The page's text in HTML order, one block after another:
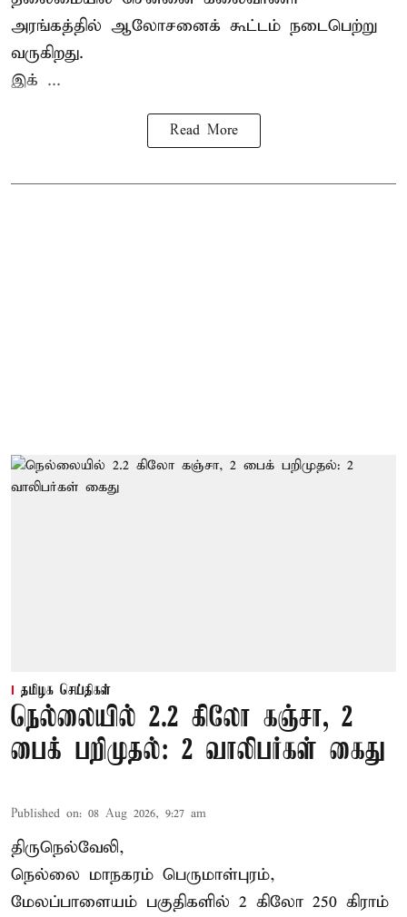
அரங்கத்தில் ஆலோசனைக் கூட்டம் நடைபெற்று
வருகிறது.
இக் ...
Read More
தமிழக செய்திகள்
நெல்லையில் 2.2 கிலோ கஞ்சா, 2
பைக் பறிமுதல்: 2 வாலிபர்கள் கைது
Published on: 08 Aug 2026, 9:27 am
திருநெல்வேலி,
நெல்லை மாநகரம் பெருமாள்புரம்,
மேலப்பாளையம் பகுதிகளில் 2 கிலோ 250 கிராம்